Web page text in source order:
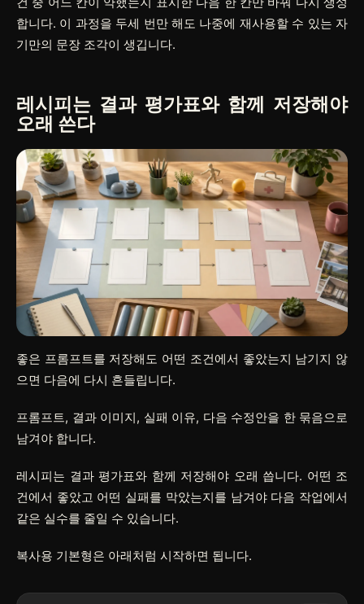
합니다. 이 과정을 두세 번만 해도 나중에 재사용할 수 있는 자
기만의 문장 조각이 생깁니다.
레시피는 결과 평가표와 함께 저장해야
오래 쓴다
좋은 프롬프트를 저장해도 어떤 조건에서 좋았는지 남기지 않
으면 다음에 다시 흔들립니다.
프롬프트, 결과 이미지, 실패 이유, 다음 수정안을 한 묶음으로
남겨야 합니다.
레시피는 결과 평가표와 함께 저장해야 오래 씁니다. 어떤 조
건에서 좋았고 어떤 실패를 막았는지를 남겨야 다음 작업에서
같은 실수를 줄일 수 있습니다.
복사용 기본형은 아래처럼 시작하면 됩니다.